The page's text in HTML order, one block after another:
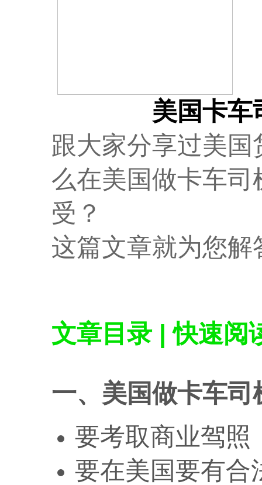
美国卡车
跟大家分享过美国
么在美国做卡车
受 ？
这篇文章就为您解
文章目录 | 快速阅
一、美国做卡车司
要考取商业驾照
要在美国要有合